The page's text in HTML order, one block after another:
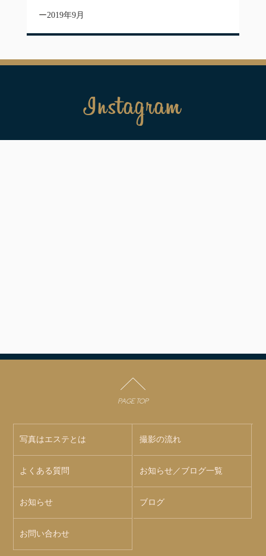
2019年9月
Instagram
PAGE TOP
写真はエステとは 撮影の流れ
よくある質問 お知らせ／ブログ一覧
お知らせ ブログ
お問い合わせ